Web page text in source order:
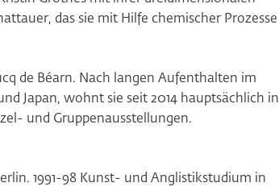
das sie mit Hilfe chemischer Prozesse
de Béarn. Nach langen Aufenthalten im
Japan, wohnt sie seit 2014 hauptsächlich in
und Gruppenausstellungen.
1991-98 Kunst- und Anglistikstudium in